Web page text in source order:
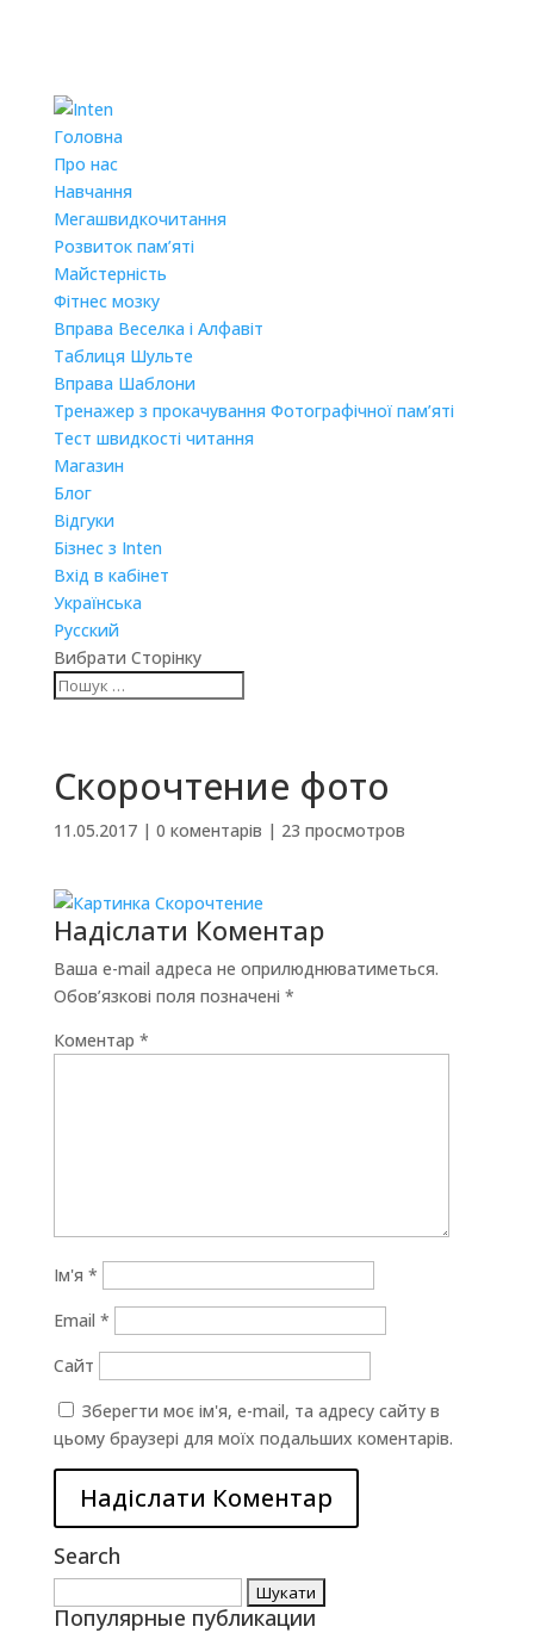
Головна
Про нас
Навчання
Мегашвидкочитання
Розвиток пам’яті
Майстерність
Фітнес мозку
Вправа Веселка і Алфавіт
Таблиця Шульте
Вправа Шаблони
Тренажер з прокачування Фотографічної пам’яті
Тест швидкості читання
Магазин
Блог
Відгуки
Бізнес з Inten
Вхід в кабінет
Українська
Русский
Вибрати Сторінку
Скорочтение фото
11.05.2017| 0 коментарів | 23 просмотров
Надіслати Коментар
Ваша e-mail адреса не оприлюднюватиметься.
Обов’язкові поля позначені *
Коментар *
Ім'я *
Email *
Сайт
Зберегти моє ім'я, e-mail, та адресу сайту в
цьому браузері для моїх подальших коментарів.
Search
Популярные публикации